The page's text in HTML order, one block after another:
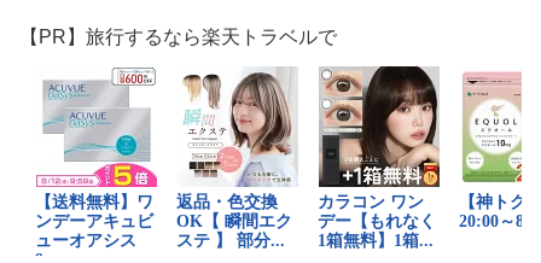
【PR】旅行するなら楽天トラベルで